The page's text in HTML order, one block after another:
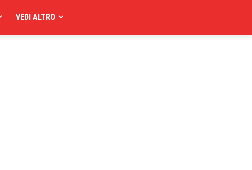
VEDI ALTRO